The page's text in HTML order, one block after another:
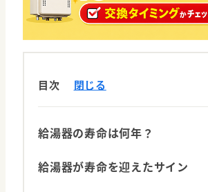
目次 閉じる
給湯器の寿命は何年？
給湯器が寿命を迎えたサイン